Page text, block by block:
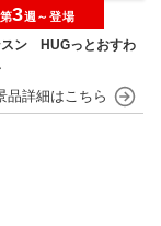
スン HUGっとおすわ
3週～登場